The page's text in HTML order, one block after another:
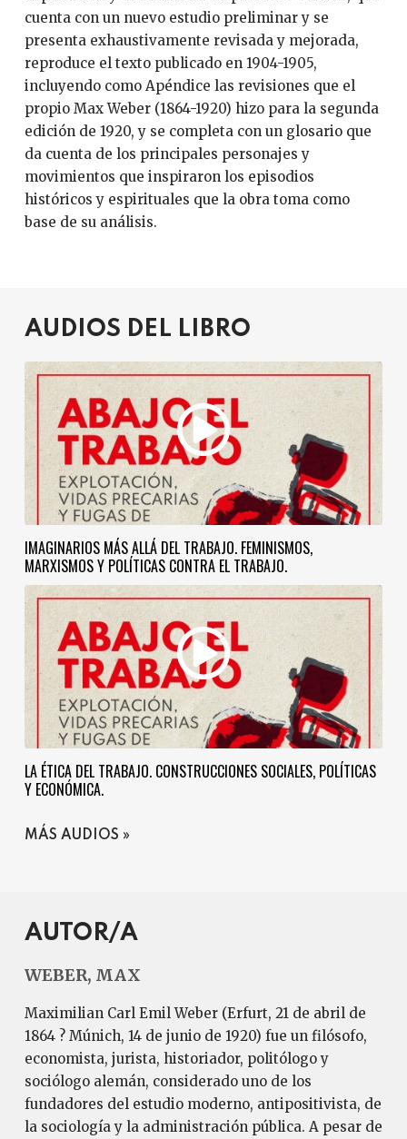
cuenta con un nuevo estudio preliminar y se
presenta exhaustivamente revisada y mejorada,
reproduce el texto publicado en 1904-1905,
incluyendo como Apéndice las revisiones que el
propio Max Weber (1864-1920) hizo para la segunda
edición de 1920, y se completa con un glosario que
da cuenta de los principales personajes y
movimientos que inspiraron los episodios
históricos y espirituales que la obra toma como
base de su análisis.
AUDIOS DEL LIBRO
IMAGINARIOS MÁS ALLÁ DEL TRABAJO. FEMINISMOS,
MARXISMOS Y POLÍTICAS CONTRA EL TRABAJO.
LA ÉTICA DEL TRABAJO. CONSTRUCCIONES SOCIALES, POLÍTICAS
Y ECONÓMICA.
MÁS AUDIOS
AUTOR/A
WEBER, MAX
Maximilian Carl Emil Weber (Erfurt, 21 de abril de
1864 ? Múnich, 14 de junio de 1920) fue un filósofo,
economista, jurista, historiador, politólogo y
sociólogo alemán, considerado uno de los
fundadores del estudio moderno, antipositivista, de
la sociología y la administración pública. A pesar de